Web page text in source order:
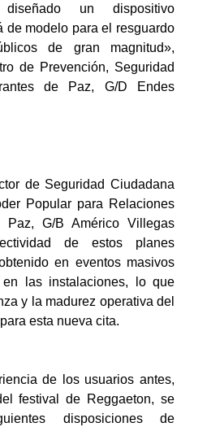
un dispositivo
de modelo para el resguardo
de gran magnitud»,
de Prevención, Seguridad
de Paz, G/D Endes
de Seguridad Ciudadana
Popular para Relaciones
Paz, G/B Américo Villegas
de estos planes
en eventos masivos
en las instalaciones, lo que
y la madurez operativa del
esta nueva cita.
de los usuarios antes,
festival de Reggaeton, se
disposiciones de